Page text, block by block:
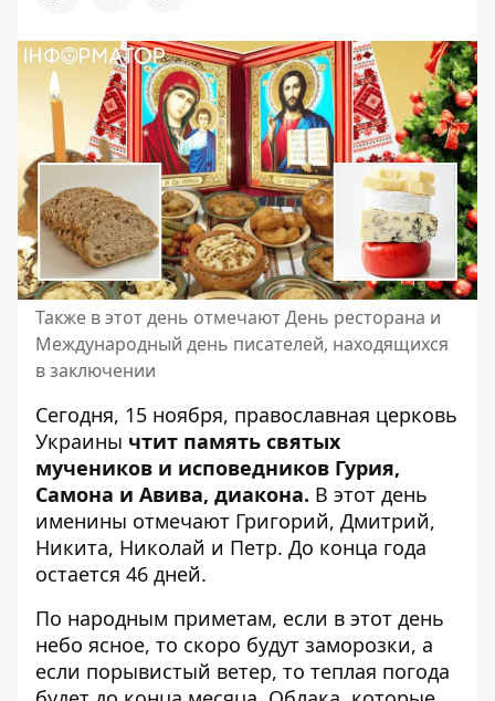
Также в этот день отмечают День ресторана и
Международный день писателей, находящихся
в заключении
Сегодня, 15 ноября, православная церковь
Украины чтит память святых
мучеников и исповедников Гурия,
Самона и Авива, диакона. В этот день
именины отмечают Григорий, Дмитрий,
Никита, Николай и Петр. До конца года
остается 46 дней.
По народным приметам, если в этот день
небо ясное, то скоро будут заморозки, а
если порывистый ветер, то теплая погода